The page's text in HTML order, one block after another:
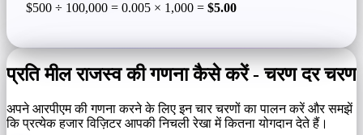
$500 ÷ 100,000 = 0.005 × 1,000 = $5.00
प्रति मील राजस्व की गणना कैसे करें - चरण दर चरण
अपने आरपीएम की गणना करने के लिए इन चार चरणों का पालन करें और समझें
कि प्रत्येक हजार विज़िटर आपकी निचली रेखा में कितना योगदान देते हैं।